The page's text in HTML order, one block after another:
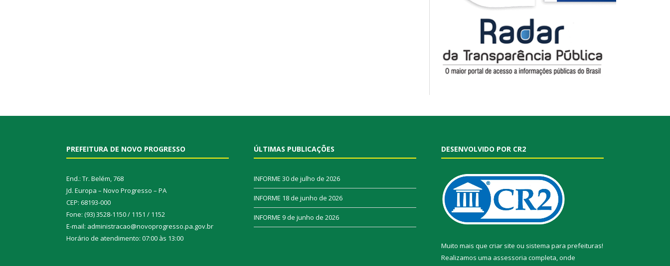
PREFEITURA DE NOVO PROGRESSO
End.: Tr. Belém, 768
Jd. Europa – Novo Progresso – PA
CEP: 68193-000
Fone: (93) 3528-1150 / 1151 / 1152
E-mail: administracao@novoprogresso.pa.gov.br
Horário de atendimento: 07:00 às 13:00
ÚLTIMAS PUBLICAÇÕES
INFORME 30 de julho de 2026
INFORME 18 de junho de 2026
INFORME 9 de junho de 2026
DESENVOLVIDO POR CR2
Muito mais que criar site ou sistema para prefeituras!
Realizamos uma assessoria completa, onde